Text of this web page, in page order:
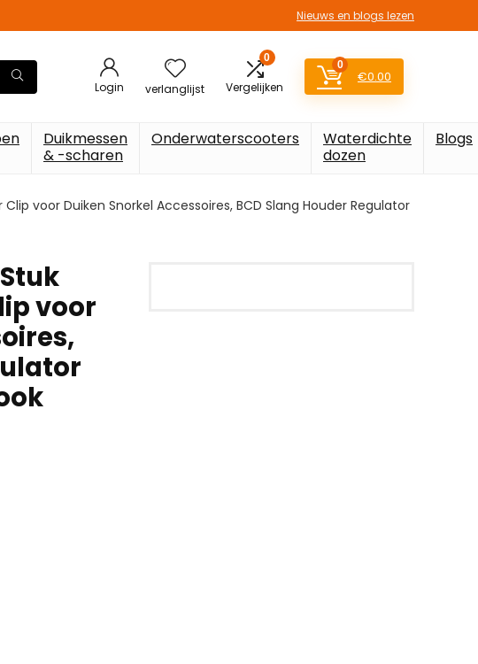
Nieuws en blogs lezen
Login verlanglijst
0
Vergelijken
0
€0.00
Duikmessen
& -scharen
Onderwaterscooters
Waterdichte
dozen
Blogs
voor Duiken Snorkel Accessoires, BCD Slang Houder Regulator
voor